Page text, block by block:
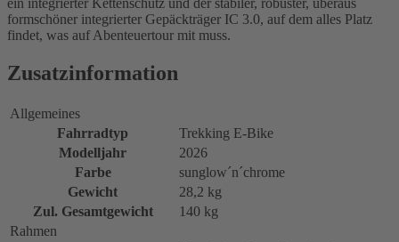
ein integrierter Kettenschutz und der stabiler, robuster, überaus
formschöner integrierter Gepäckträger IC 3.0, auf dem alles Platz
findet, was auf Abenteuertour mit muss.
Zusatzinformation
Allgemeines
Fahrradtyp
Trekking E-Bike
Modelljahr
2026
Farbe
sunglow´n´chrome
Gewicht
28,2 kg
Zul. Gesamtgewicht
140 kg
Rahmen